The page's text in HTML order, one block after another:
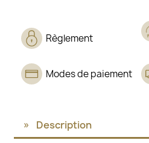
Règlement
Modes de paiement
Description